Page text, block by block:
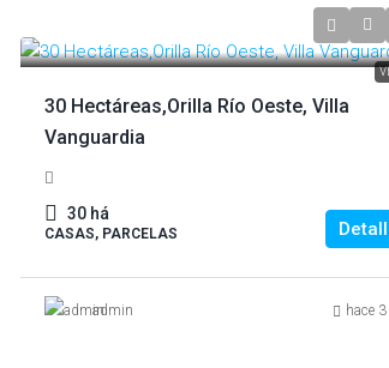
30 Hectáreas,Orilla Río Oeste, Villa
Vanguardia
30 há
CASAS, PARCELAS
admin hace